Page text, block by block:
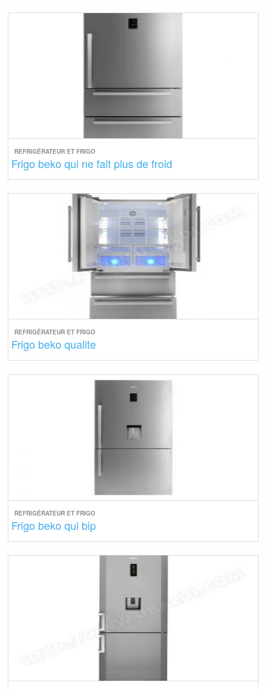
REFRIGÉRATEUR ET FRIGO
Frigo beko qui ne fait plus de froid
REFRIGÉRATEUR ET FRIGO
Frigo beko qualite
REFRIGÉRATEUR ET FRIGO
Frigo beko qui bip